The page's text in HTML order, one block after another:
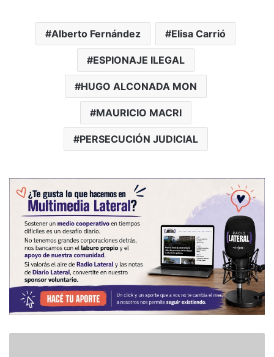
Alberto Fernández Elisa Carrió
ESPIONAJE ILEGAL
HUGO ALCONADA MON
MAURICIO MACRI
PERSECUCIÓN JUDICIAL